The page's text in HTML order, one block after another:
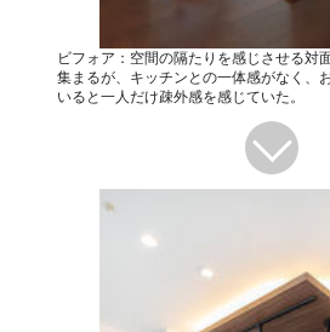
ビフォア：空間の隔たりを感じさせる対
集まるが、キッチンとの一体感がなく、
いると一人だけ疎外感を感じていた。